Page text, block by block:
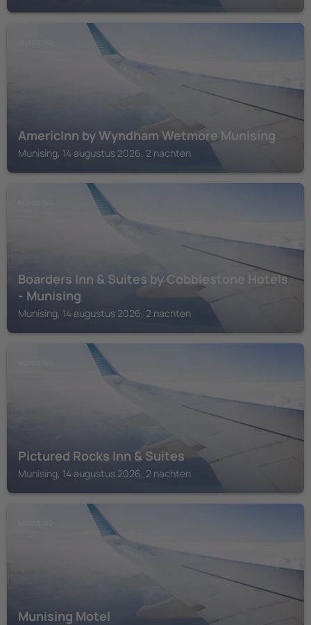
AmericInn by Wyndham Wetmore Munising
Munising, 14 augustus 2026, 2 nachten
Boarders Inn & Suites by Cobblestone Hotels
- Munising
Munising, 14 augustus 2026, 2 nachten
Pictured Rocks Inn & Suites
Munising, 14 augustus 2026, 2 nachten
Munising Motel